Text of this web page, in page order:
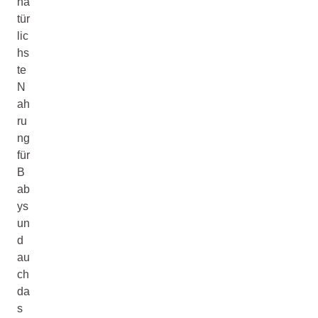
tür
lic
hs
te
N
ah
ru
ng
für
B
ab
ys
un
d
au
ch
da
s